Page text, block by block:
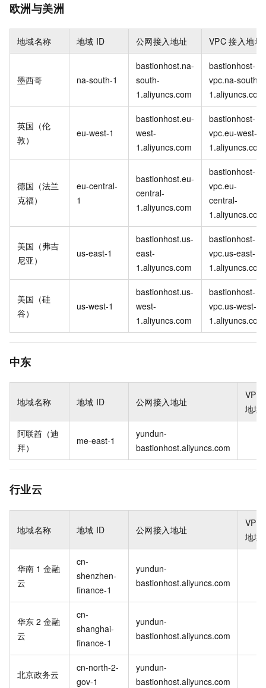
欧洲与美洲
地域名称 地域 ID 公网接入地址 VPC 接入地址
墨西哥 na-south-1
bastionhost.na-
south-
1.aliyuncs.com
bastionhost-
vpc.na-south-
1.aliyuncs.com
英国（伦
敦）
eu-west-1
bastionhost.eu-
west-
1.aliyuncs.com
bastionhost-
vpc.eu-west-
1.aliyuncs.com
德国（法兰
克福）
eu-central-
1
bastionhost.eu-
central-
1.aliyuncs.com
bastionhost-
vpc.eu-
central-
1.aliyuncs.com
美国（弗吉
尼亚）
us-east-1
bastionhost.us-
east-
1.aliyuncs.com
bastionhost-
vpc.us-east-
1.aliyuncs.com
美国（硅
谷）
us-west-1
bastionhost.us-
west-
1.aliyuncs.com
bastionhost-
vpc.us-west-
1.aliyuncs.com
中东
地域名称 地域 ID 公网接入地址
VPC
地址
阿联酋（迪
拜）
me-east-1
yundun-
bastionhost.aliyuncs.com
行业云
地域名称 地域 ID 公网接入地址
VPC
地址
华南 1 金融
云
cn-
shenzhen-
finance-1
yundun-
bastionhost.aliyuncs.com
华东 2 金融
云
cn-
shanghai-
finance-1
yundun-
bastionhost.aliyuncs.com
北京政务云
cn-north-2-
gov-1
yundun-
bastionhost.aliyuncs.com